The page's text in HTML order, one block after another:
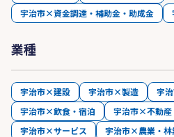
宇治市×資金調達・補助金・助成金
業種
宇治市×建設 宇治市×製造
宇
宇治市×飲食・宿泊
宇治市×不動産
宇治市×サービス
宇治市×農業・林